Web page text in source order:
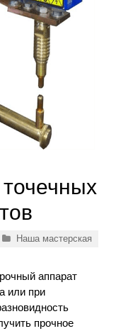
Рубрики
Наша мастерская
аппарат
или при
прочное